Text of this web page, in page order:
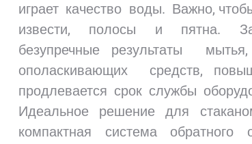
играет качество воды. Важно,
извести, полосы и пятна. За
безупречные результаты
ополаскивающих средств,
продлевается срок службы
Идеальное решение для
компактная система обратного